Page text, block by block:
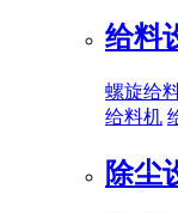
给料
螺旋给
给料机
除尘